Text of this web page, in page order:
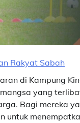
Rakyat Sabah
di Kampung
yang
Bagi mereka
untuk